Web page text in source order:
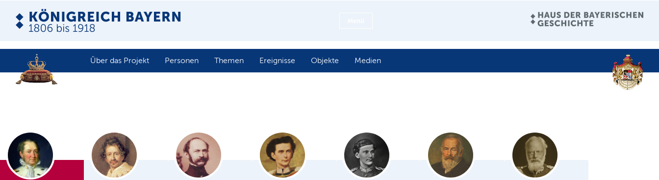
Über das Projekt Personen Themen Ereignisse Objekte Medien